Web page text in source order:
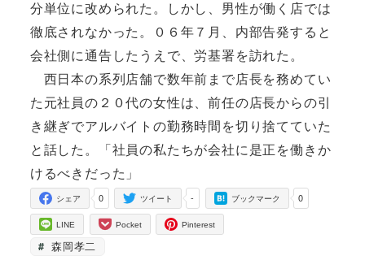
分単位に改められた。しかし、男性が働く店では
徹底されなかった。０６年７月、内部告発すると
会社側に通告したうえで、労基署を訪れた。
西日本の系列店舗で数年前まで店長を務めてい
た元社員の２０代の女性は、前任の店長からの引
き継ぎでアルバイトの勤務時間を切り捨てていた
と話した。「社員の私たちが会社に是正を働きか
けるべきだった」
0
シェア -
ツイート 0
ブックマーク
LINE Pocket Pinterest
森岡孝二